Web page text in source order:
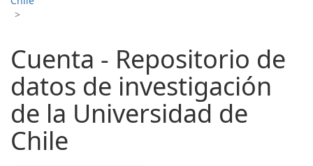
>
Cuenta - Repositorio de
datos de investigación
de la Universidad de
Chile